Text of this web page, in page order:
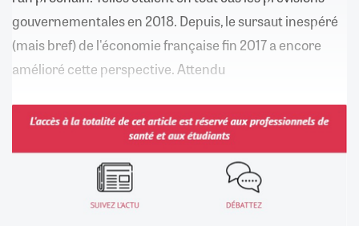
gouvernementales en 2018. Depuis, le sursaut inespéré
(mais bref) de l'économie française fin 2017 a encore
amélioré cette perspective. Attendu